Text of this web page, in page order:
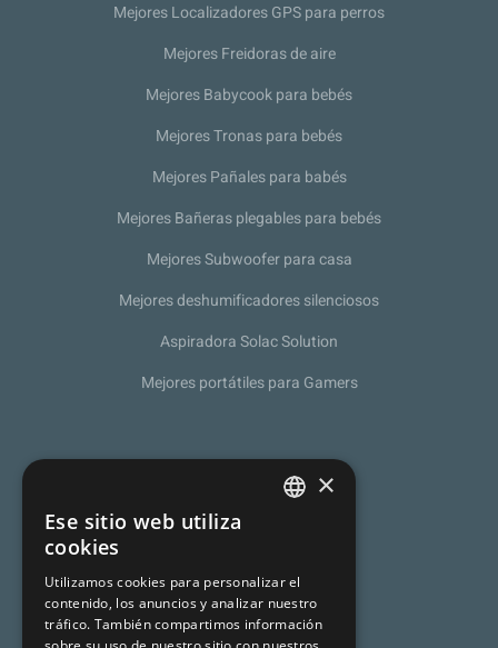
Mejores Localizadores GPS para perros
Mejores Freidoras de aire
Mejores Babycook para bebés
Mejores Tronas para bebés
Mejores Pañales para babés
Mejores Bañeras plegables para bebés
Mejores Subwoofer para casa
Mejores deshumificadores silenciosos
Aspiradora Solac Solution
Mejores portátiles para Gamers
Sobre nosotros
Política de Privacidad
Aviso legal ENGLISH
×
Ese sitio web utiliza
cookies
Utilizamos cookies para personalizar el
contenido, los anuncios y analizar nuestro
tráfico. También compartimos información